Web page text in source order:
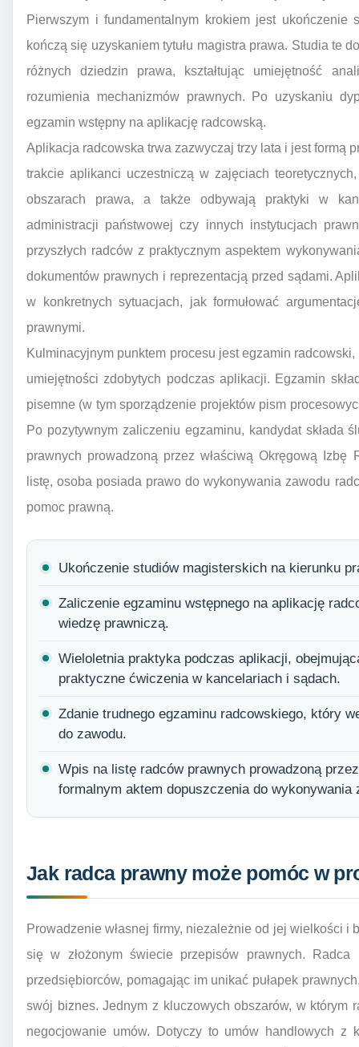
Pierwszym i fundamentalnym krokiem jest
kończą się uzyskaniem tytułu magistra prawa. Studia te
różnych dziedzin prawa, kształtując umiejętność
rozumienia mechanizmów prawnych. Po uzyskaniu
egzamin wstępny na aplikację radcowską.
Aplikacja radcowska trwa zazwyczaj trzy lata i jest formą
trakcie aplikanci uczestniczą w zajęciach
obszarach prawa, a także odbywają praktyki w
administracji państwowej czy innych instytucjach
przyszłych radców z praktycznym aspektem
dokumentów prawnych i reprezentacją przed sądami.
w konkretnych sytuacjach, jak formułować
prawnymi.
Kulminacyjnym punktem procesu jest egzamin
umiejętności zdobytych podczas aplikacji. Egzamin
pisemne (w tym sporządzenie projektów pism
Po pozytywnym zaliczeniu egzaminu, kandydat składa
prawnych prowadzoną przez właściwą Okręgową
listę, osoba posiada prawo do wykonywania zawodu
pomoc prawną.
Ukończenie studiów magisterskich na kierunku
Zaliczenie egzaminu wstępnego na aplikację
wiedzę prawniczą.
Wieloletnia praktyka podczas aplikacji,
praktyczne ćwiczenia w kancelariach i sądach.
Zdanie trudnego egzaminu radcowskiego, który
do zawodu.
Wpis na listę radców prawnych prowadzoną
formalnym aktem dopuszczenia do wykonywania
Jak radca prawny może pomóc w
Prowadzenie własnej firmy, niezależnie od jej wielkości
się w złożonym świecie przepisów prawnych.
przedsiębiorców, pomagając im unikać pułapek
swój biznes. Jednym z kluczowych obszarów, w którym
negocjowanie umów. Dotyczy to umów handlowych z